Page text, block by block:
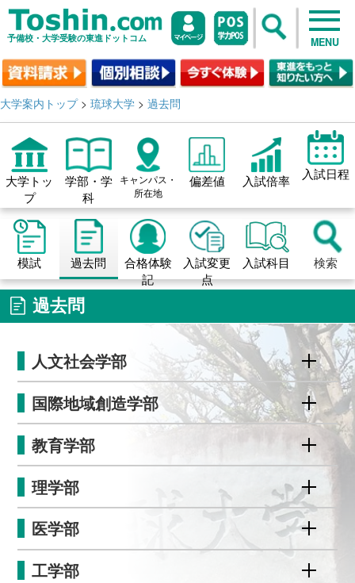
予備校・大学受験の東進ドットコム MENU
大学案内トップ> 琉球大学 > 過去問
大学トッ
プ
学部・学
科
キャンパス・
所在地
偏差値 入試倍率 入試日程
模試 過去問
合格体験
記
入試変更
点
入試科目 検索
過去問
人文社会学部
国際地域創造学部
教育学部
理学部
医学部
工学部